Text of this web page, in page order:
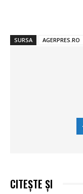
SURSA AGERPRES.RO
CITEȘTE ȘI